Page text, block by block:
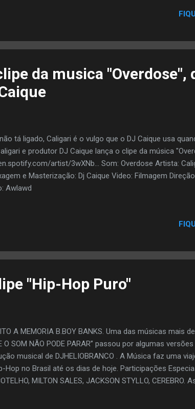
realizado pelos produtores. O time é formado por
da musica "Overdose",
tá ligado, Caligari é o vulgo que o DJ Caique usa
e produtor DJ Caique lança o clipe da música
artist/3wXNb... Som: Overdose Artista:
e Masterização: Dj Caique Video: Filmagem
Awlawd
"Hip-Hop Puro"
A MEMORIA B.BOY BANKS. Uma das músicas mais
O SOM NÃO PODE PARAR’’ passou por algumas
musical de DJHELIOBRANCO . A Música faz uma
Hop no Brasil até os dias de hoje. Participações
MILTON SALES, JACKSON STYLLO, CEREBRO.